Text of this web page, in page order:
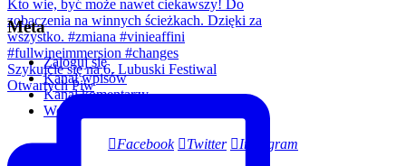
Szykujcie się na 6. Lubuski Festiwal
Otwartych Piw
Meta
Zaloguj się
Kanał wpisów
Kanał komentarzy
WordPress.org
Facebook Twitter Instagram